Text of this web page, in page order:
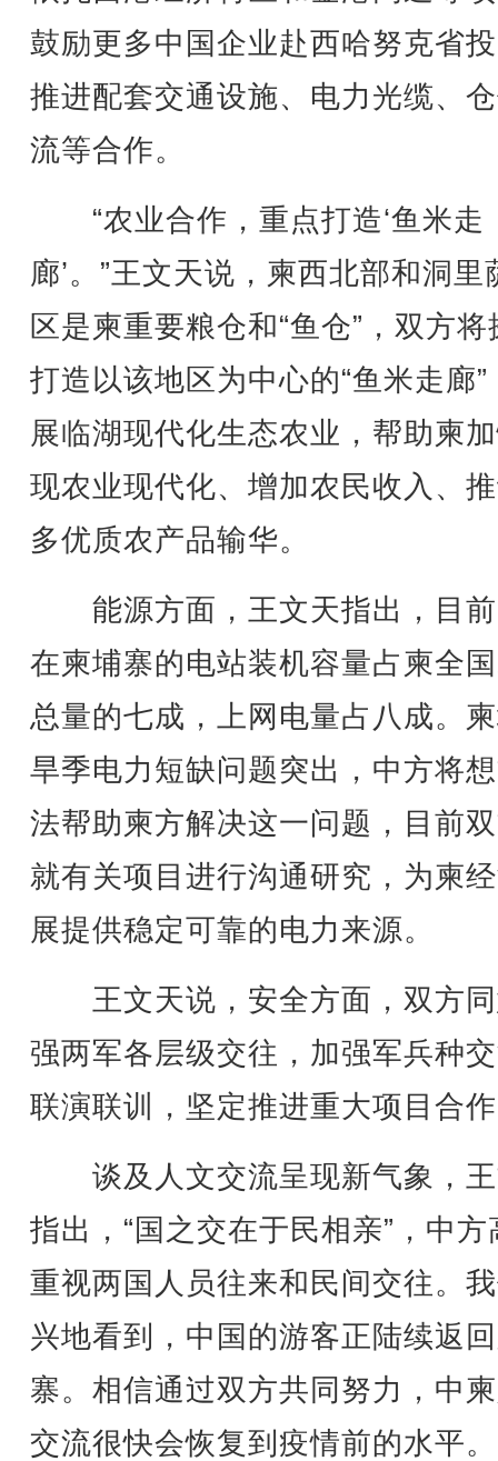
鼓励更多中国企业赴西哈努克省
推进配套交通设施、电力光缆、
流等合作。
“农业合作，重点打造‘鱼米走
廊’。”王文天说，柬西北部和洞里
区是柬重要粮仓和“鱼仓”，双方将
打造以该地区为中心的“鱼米走廊”
展临湖现代化生态农业，帮助柬
现农业现代化、增加农民收入、
多优质农产品输华。
能源方面，王文天指出，目
在柬埔寨的电站装机容量占柬全
总量的七成，上网电量占八成。
旱季电力短缺问题突出，中方将
法帮助柬方解决这一问题，目前
就有关项目进行沟通研究，为柬
展提供稳定可靠的电力来源。
王文天说，安全方面，双方
强两军各层级交往，加强军兵种
联演联训，坚定推进重大项目合
谈及人文交流呈现新气象，
指出，“国之交在于民相亲”，中方
重视两国人员往来和民间交往。
兴地看到，中国的游客正陆续返
寨。相信通过双方共同努力，中
交流很快会恢复到疫情前的水平。